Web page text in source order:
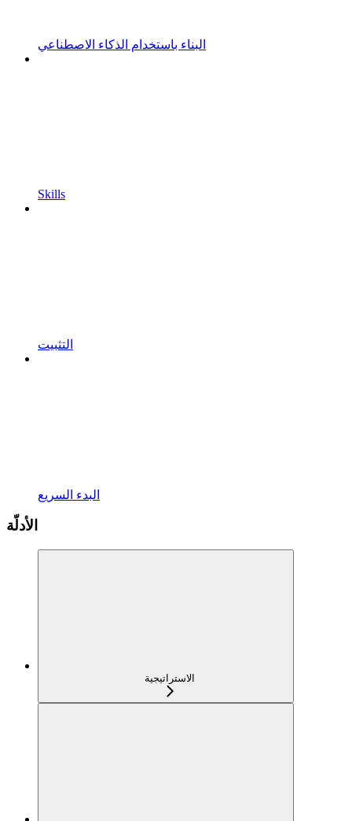
البناء باستخدام الذكاء الاصطناعي
Skills
التثبيت
البدء السريع
الأدلّة
الاستراتيجية